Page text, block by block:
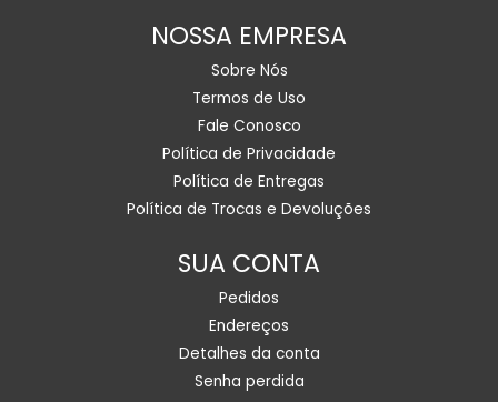
NOSSA EMPRESA
Sobre Nós
Termos de Uso
Fale Conosco
Política de Privacidade
Política de Entregas
Política de Trocas e Devoluções
SUA CONTA
Pedidos
Endereços
Detalhes da conta
Senha perdida